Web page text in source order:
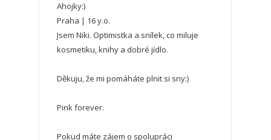
Ahojky:)
Praha | 16 y.o.
Jsem Niki. Optimistka a snílek, co miluje
kosmetiku, knihy a dobré jídlo.
Děkuju, že mi pomáháte plnit si sny:)
Pink forever.
Pokud máte zájem o spolupráci